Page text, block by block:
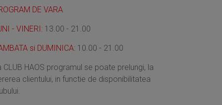
DE VARA
- VINERI: 13.00 - 21.00
si DUMINICA: 10.00 - 21.00
CLUB HAOS programul se poate prelungi, la
clientului, in functie de disponibilitatea